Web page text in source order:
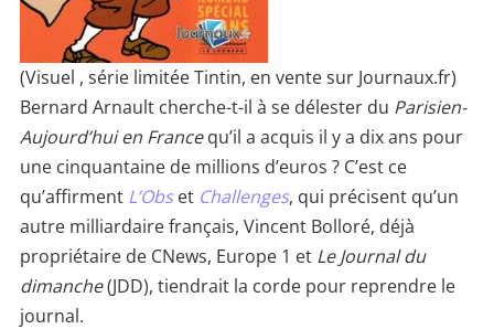
(Visuel , série limitée Tintin, en vente sur Journaux.fr)
Bernard Arnault cherche-t-il à se délester du Parisien-
Aujourd’hui en Francequ’il a acquis il y a dix ans pour
une cinquantaine de millions d’euros ? C’est ce
qu’affirment L’Obset Challenges, qui précisent qu’un
autre milliardaire français, Vincent Bolloré, déjà
propriétaire de CNews, Europe 1 etLe Journal du
dimanche(JDD), tiendrait la corde pour reprendre le
journal.